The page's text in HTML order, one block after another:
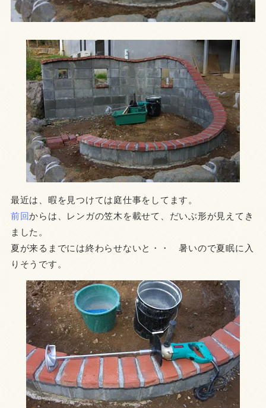
最近は、暇を見つけては庭仕事をしてます。
前回からは、レンガの笠木を載せて、だいぶ形が見えてき
ました。
夏が来るまでには終わらせないと・・ 暑いので夏眠に入
りそうです。